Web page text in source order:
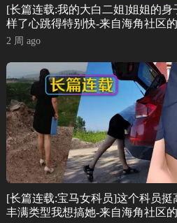
[长篇连载:我的大白二姐]姐姐的
样了心跳得特别快-来自海角社区
2 周 ago
[长篇连载:宝马女科员]这个科员
丰满类型我想搞她-来自海角社区